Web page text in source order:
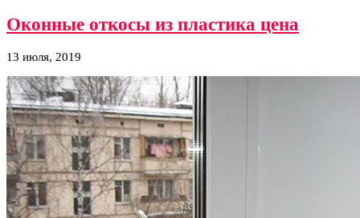
Оконные откосы из пластика цена
13 июля, 2019